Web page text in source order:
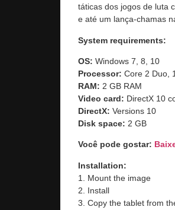
táticas dos jogos de luta
e até um lança-chamas
System requirements:
OS: Windows 7, 8, 10
Processor: Core 2 Duo,
RAM: 2 GB RAM
Video card: DirectX 10
DirectX: Versions 10
Disk space: 2 GB
Você pode gostar:
Installation:
1. Mount the image
2. Install
3. Copy the tablet from